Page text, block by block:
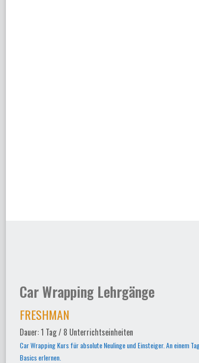
Car Wrapping Lehrgänge
FRESHMAN
Dauer: 1 Tag / 8 Unterrichtseinheiten
Car Wrapping Kurs für absolute Neulinge und Einsteiger. An einem
Basics erlernen.